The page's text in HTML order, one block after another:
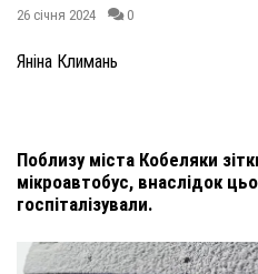
26 січня 2024 0
Яніна Климань
Поблизу міста Кобеляки
мікроавтобус, внаслідок
госпіталізували.